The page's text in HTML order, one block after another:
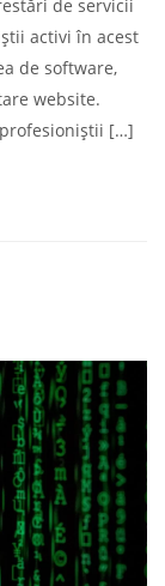
de servicii
activi în acest
de software,
website.
[…]